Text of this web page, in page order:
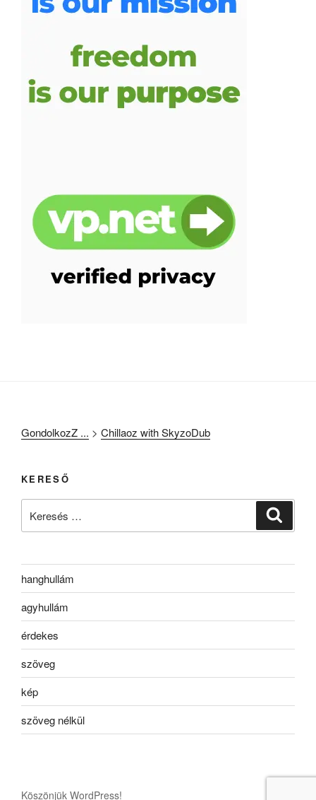
GondolkozZ ... > Chillaoz with SkyzoDub
KERESŐ
hanghullám
agyhullám
érdekes
szöveg
kép
szöveg nélkül
Köszönjük WordPress!